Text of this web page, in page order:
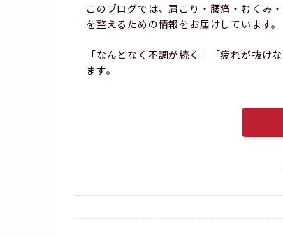
このブログでは、肩こり・腰痛・むくみ
を整えるための情報をお届けしています。
「なんとなく不調が続く」「疲れが抜け
ます。